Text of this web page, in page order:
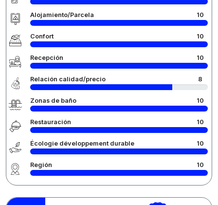
Alojamiento/Parcela 10
Confort 10
Recepción 10
Relación calidad/precio 8
Zonas de baño 10
Restauración 10
Écologie développement durable 10
Región 10